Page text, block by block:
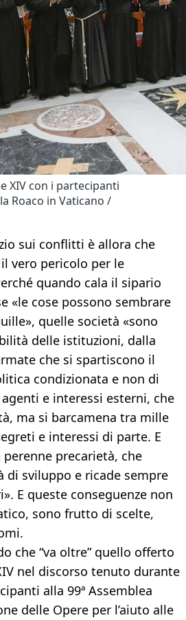
XIV con i partecipanti
Roaco in Vaticano /
sui conflitti è allora che
vero pericolo per le
quando cala il sipario
«le cose possono sembrare
quelle società «sono
delle istituzioni, dalla
che si spartiscono il
condizionata e non di
e interessi esterni, che
ma si barcamena tra mille
e interessi di parte. E
precarietà, che
di sviluppo e ricade sempre
E queste conseguenze non
sono frutto di scelte,
che “va oltre” quello offerto
nel discorso tenuto durante
alla 99ª Assemblea
delle Opere per l’aiuto alle